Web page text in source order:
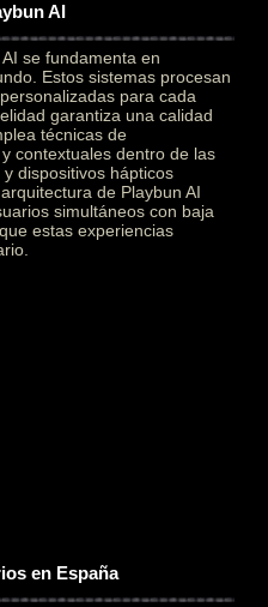
AI
se fundamenta en
Estos sistemas procesan
para cada
garantiza una calidad
técnicas de
contextuales dentro de las
dispositivos hápticos
de Playbun AI
simultáneos con baja
estas experiencias
en España